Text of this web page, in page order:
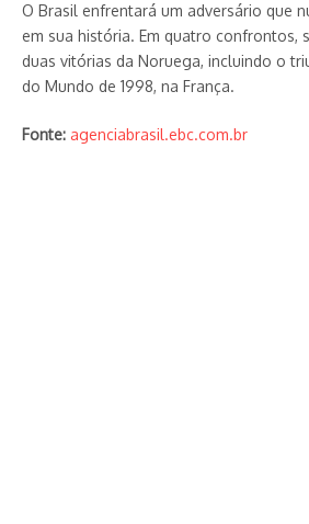
O Brasil enfrentará um adversário que
em sua história. Em quatro confrontos,
duas vitórias da Noruega, incluindo o
do Mundo de 1998, na França.
Fonte: agenciabrasil.ebc.com.br